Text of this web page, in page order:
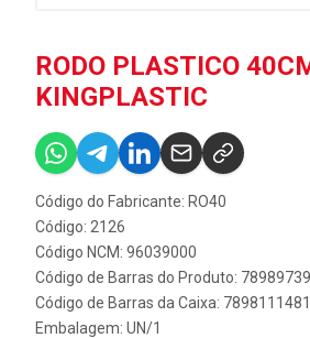
RODO PLASTICO
KINGPLASTIC
Código do Fabricante: RO40
Código: 2126
Código NCM: 96039000
Código de Barras do Produto:
Código de Barras da Caixa:
Embalagem: UN/1